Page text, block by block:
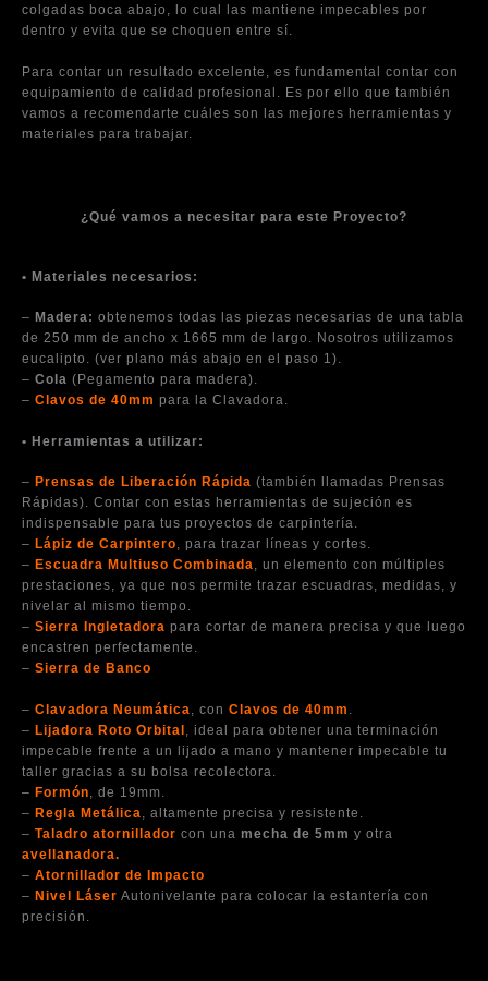
colgadas boca abajo, lo cual las mantiene impecables por
dentro y evita que se choquen entre sí.
Para contar un resultado excelente, es fundamental contar con
equipamiento de calidad profesional. Es por ello que también
vamos a recomendarte cuáles son las mejores herramientas y
materiales para trabajar.
¿Qué vamos a necesitar para este Proyecto?
• Materiales necesarios:
– Madera: obtenemos todas las piezas necesarias de una tabla
de 250 mm de ancho x 1665 mm de largo. Nosotros utilizamos
eucalipto. (ver plano más abajo en el paso 1).
– Cola (Pegamento para madera).
– Clavos de 40mm para la Clavadora.
• Herramientas a utilizar:
– Prensas de Liberación Rápida (también llamadas Prensas
Rápidas). Contar con estas herramientas de sujeción es
indispensable para tus proyectos de carpintería.
– Lápiz de Carpintero , para trazar líneas y cortes.
– Escuadra Multiuso Combinada
, un elemento con múltiples
prestaciones, ya que nos permite trazar escuadras, medidas, y
nivelar al mismo tiempo.
– Sierra Ingletadora para cortar de manera precisa y que luego
encastren perfectamente.
– Sierra de Banco
– Clavadora Neumática , con Clavos de 40mm
– Lijadora Roto Orbital , ideal para obtener una terminación
impecable frente a un lijado a mano y mantener impecable tu
taller gracias a su bolsa recolectora.
– Formón , de 19mm.
– Regla Metálica
, altamente precisa y resistente.
– Taladro atornillador con una mecha de 5mm y otra
avellanadora.
– Atornillador de Impacto
– Nivel Láser Autonivelante para colocar la estantería con
precisión.